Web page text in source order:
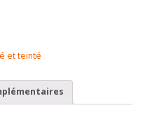
et teinté